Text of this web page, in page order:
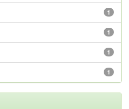
1
1
1
1